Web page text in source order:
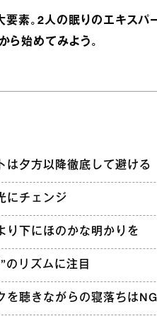
要素。2人の眠りのエキス
ら始めてみよう。
は夕方以降徹底して避ける
にチェンジ
り下にほのかな明かりを
のリズムに注目
を聴きながらの寝落ちはNG